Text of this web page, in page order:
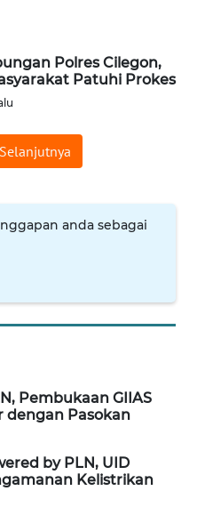
Polres Cilegon,
Patuhi Prokes
anda sebagai
Pembukaan GIIAS
dengan Pasokan
by PLN, UID
Kelistrikan